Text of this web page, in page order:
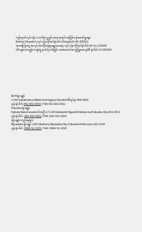
ကုန်ထုတ်လုပ်ငန်း/ ဘက်စုံလူ့စွမ်းအားအရင်းအမြစ်ဝန်ဆောင်မှုများ
Worker Dispatch လုပ်ငန်းလိုင်စင်နံပါတ် (Dispatch) 40-300912
အခကြေးငွေ အလုပ်အကိုင်နေရာချထားရေး လုပ်ငန်းလိုင်စင်နံပါတ် 40-Yu-120008
တိကျသောကျွမ်းကျင်မှု မှတ်ပုံတင်ခြင်း အထောက်အကူပြုအေဂျင်စီ နံပါတ် 19-000395
Aichi ရုံးချုပ်
2-502 Sakaimatsu၊ Midori-ku၊ Nagoya City၊ Aichi စီရင်စု၊ 458-0820
ဖုန်းနံပါတ်:052-602-6910/ FAX: 052-602-6911
Fukuoka ရုံးချုပ်
Hakata Kaisei အဆောက်အဦ၊ 2-5-28 Hakataeki Higashi၊ Hakata-ku၊ Fukuoka City၊ 812-0013
ဖုန်းနံပါတ် :092-433-5822/ FAX : 092-433-5823
(ရုံးချုပ်တည်နေရာ)
Miyawaka ရုံးချုပ် 236 Takehara, Miyawaka City, Fukuoka Prefecture, 822-0142
ဖုန်းနံပါတ် :0949-52-3232/ FAX : 0949-52-3290